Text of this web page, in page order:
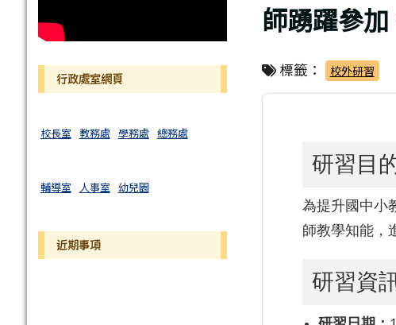
行政處室網頁
校長室 教務處 學務處 總務處
輔導室 人事室 幼兒園
近期事項
師踴躍參加
標籤： 校外研習
研習目
為提升國中小
師教學知能，
研習資